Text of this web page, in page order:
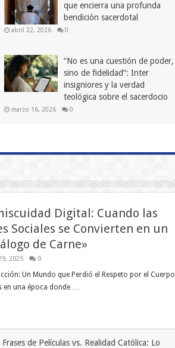
que encierra una profunda
bendición sacerdotal
abril 22, 2026 0
“No es una cuestión de poder,
sino de fidelidad”: Inter
insigniores y la verdad
teológica sobre el sacerdocio
marzo 16, 2026 0
Digital: Cuando las
Sociales se Convierten en un
de Carne»
2025 0
Un Mundo que Perdió el Respeto por el Cuerpo
en una época donde …
Frases de Películas vs. Realidad Católica: Lo